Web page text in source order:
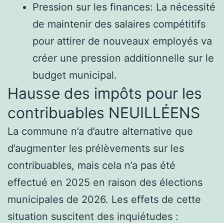
Pression sur les finances: La nécessité
de maintenir des salaires compétitifs
pour attirer de nouveaux employés va
créer une pression additionnelle sur le
budget municipal.
Hausse des impôts pour les
contribuables NEUILLÉENS
La commune n’a d’autre alternative que
d’augmenter les prélèvements sur les
contribuables, mais cela n’a pas été
effectué en 2025 en raison des élections
municipales de 2026. Les effets de cette
situation suscitent des inquiétudes :